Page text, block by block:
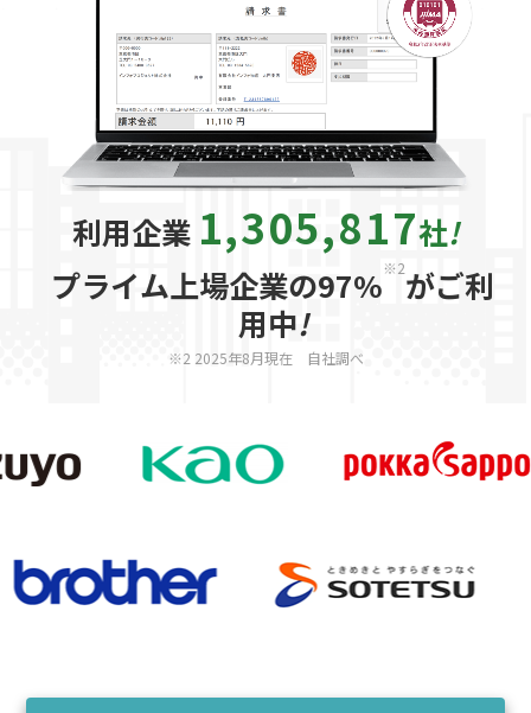
利用企業 1,305,817社!
プライム上場企業の97%※2がご利
用中!
※2 2025年8月現在 自社調べ